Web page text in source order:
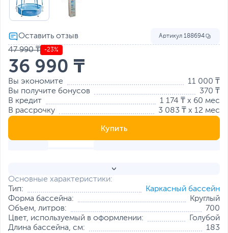
Основные характеристики:
Тип:
Каркасный бассейн
Форма бассейна:
Круглый
Объем, литров:
700
Цвет, используемый в оформлении:
Голубой
Длина бассейна, см:
183
Артикул 188694
47 990 ₸ -23%
36 990 ₸
Вы экономите
11 000 ₸
Вы получите бонусов
370 ₸
В кредит
1 174 ₸ x 60 мес
В рассрочку
3 083 ₸ x 12 мес
Купить